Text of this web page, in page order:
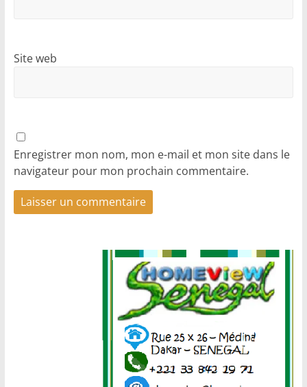
Site web
Enregistrer mon nom, mon e-mail et mon site dans le
navigateur pour mon prochain commentaire.